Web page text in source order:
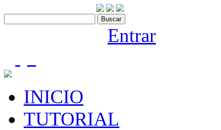
Entrar
INICIO
TUTORIAL